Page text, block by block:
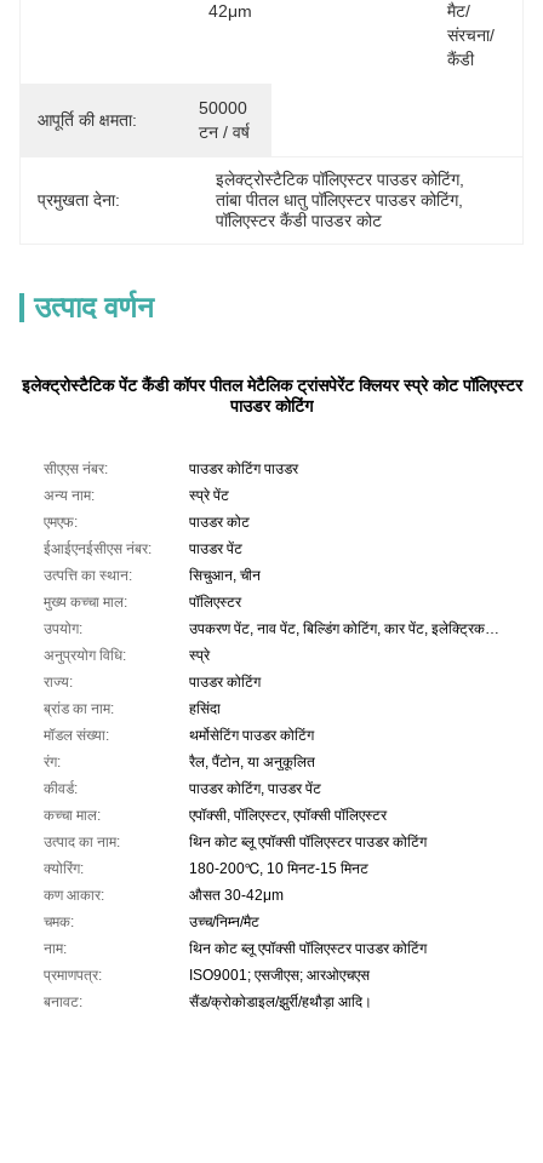
42μm
मैट/
संरचना/
कैंडी
आपूर्ति की क्षमता:
50000
टन / वर्ष
प्रमुखता देना:
इलेक्ट्रोस्टैटिक पॉलिएस्टर पाउडर कोटिंग,
तांबा पीतल धातु पॉलिएस्टर पाउडर कोटिंग,
पॉलिएस्टर कैंडी पाउडर कोट
उत्पाद वर्णन
इलेक्ट्रोस्टैटिक पेंट कैंडी कॉपर पीतल मेटैलिक ट्रांसपेरेंट क्लियर स्प्रे कोट पॉलिएस्टर
पाउडर कोटिंग
सीएएस नंबर:
पाउडर कोटिंग पाउडर
अन्य नाम:
स्प्रे पेंट
एमएफ:
पाउडर कोट
ईआईएनईसीएस नंबर:
पाउडर पेंट
उत्पत्ति का स्थान:
सिचुआन, चीन
मुख्य कच्चा माल:
पॉलिएस्टर
उपयोग:
उपकरण पेंट, नाव पेंट, बिल्डिंग कोटिंग, कार पेंट, इलेक्ट्रिकल इंसुलेटिंग वार्निश, फर्नीचर पेंट, रोड मार्किंग पेंट, मेटल कोटिंग, ग्लास कोटिंग, एमडीएफ कोटिंग
अनुप्रयोग विधि:
स्प्रे
राज्य:
पाउडर कोटिंग
ब्रांड का नाम:
हसिंदा
मॉडल संख्या:
थर्मोसेटिंग पाउडर कोटिंग
रंग:
रैल, पैंटोन, या अनुकूलित
कीवर्ड:
पाउडर कोटिंग, पाउडर पेंट
कच्चा माल:
एपॉक्सी, पॉलिएस्टर, एपॉक्सी पॉलिएस्टर
उत्पाद का नाम:
थिन कोट ब्लू एपॉक्सी पॉलिएस्टर पाउडर कोटिंग
क्योरिंग:
180-200℃, 10 मिनट-15 मिनट
कण आकार:
औसत 30-42μm
चमक:
उच्च/निम्न/मैट
नाम:
थिन कोट ब्लू एपॉक्सी पॉलिएस्टर पाउडर कोटिंग
प्रमाणपत्र:
ISO9001; एसजीएस; आरओएचएस
बनावट:
सैंड/क्रोकोडाइल/झुर्री/हथौड़ा आदि।